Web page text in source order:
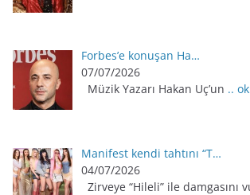
Forbes’e konuşan Ha…
07/07/2026
Müzik Yazarı Hakan Uç’un ..
Manifest kendi tahtını “T…
04/07/2026
Zirveye “Hileli” ile damgasını